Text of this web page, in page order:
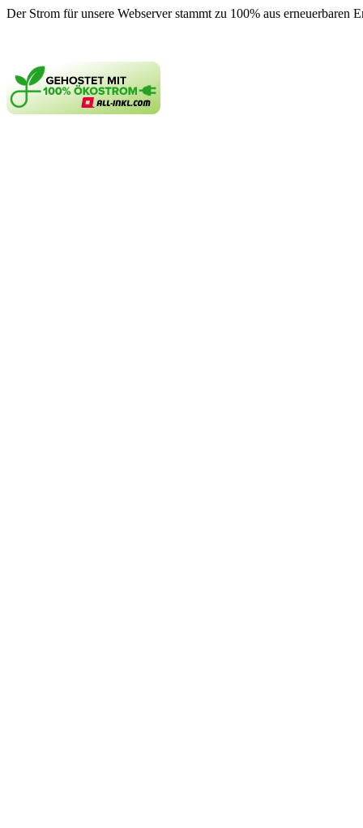
Der Strom für unsere Webserver stammt zu 100% aus erneuerbaren